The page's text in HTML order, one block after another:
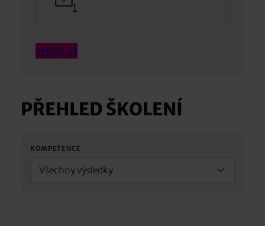
t
zeptat se
PŘEHLED ŠKOLENÍ
KOMPETENCE
Všechny výsledky